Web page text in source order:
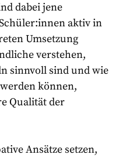
dabei jene
aktiv in
Umsetzung
verstehen,
sinnvoll sind und wie
können,
Qualität der
Ansätze setzen,